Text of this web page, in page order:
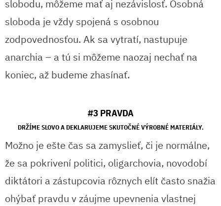
slobodu, môžeme mať aj nezávislosť. Osobná
sloboda je vždy spojená s osobnou
zodpovednosťou. Ak sa vytratí, nastupuje
anarchia – a tú si môžeme naozaj nechať na
koniec, až budeme zhasínať.
#3 PRAVDA
DRŽÍME SLOVO A DEKLARUJEME SKUTOČNÉ VÝROBNÉ MATERIÁLY.
Možno je ešte čas sa zamyslieť, či je normálne,
že sa pokrivení politici, oligarchovia, novodobí
diktátori a zástupcovia rôznych elít často snažia
ohýbať pravdu v záujme upevnenia vlastnej